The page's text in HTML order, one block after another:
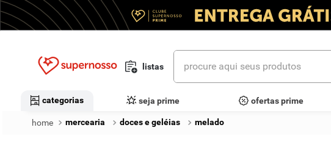
listas
procure aqui seus produtos
categorias seja prime ofertas prime
mercearia doces e geléias melado
termos mais buscados